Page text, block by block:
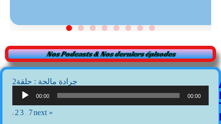
Nos Podcasts & Nos derniers épisodes
2جرادة مالحة : حلقة
00:00 00:00
1 23 7next »